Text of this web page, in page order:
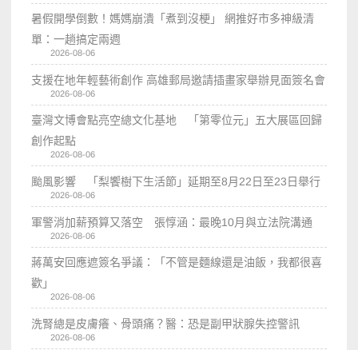
暑假開學倒數！媽媽崩潰「煮到沒梗」 網推好市多神級清
單：一趟搞定兩週
2026-08-06
支援在地年輕藝術創作 高雄郵局邀請插畫家舉辦見面簽名會
2026-08-06
臺灣文博會點亮空總文化基地 「第零位元」五大展區回歸
創作起點
2026-08-06
颱風影響 「梨饗樹下生活節」延期至8月22日至23日舉行
2026-08-06
軍警消加薪預算又落空 張惇涵：最晚10月與立法院溝通
2026-08-06
蔣萬安回應遮簽名爭議：「不管是麵線還是油飯，我都很喜
歡」
2026-08-06
洗腎總是皮膚癢、骨頭痛？醫：恐是副甲狀腺失控警訊
2026-08-06